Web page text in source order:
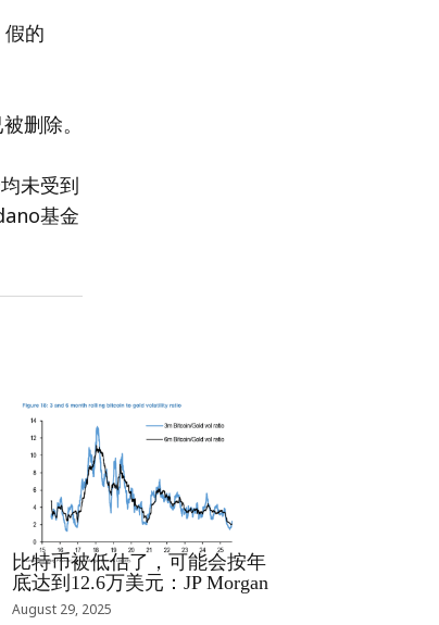
的
删除。
未受到
基金
RRCNEWS_ZH
比特币被低估了，可能会按年
底达到12.6万美元：JP Morgan
August 29, 2025